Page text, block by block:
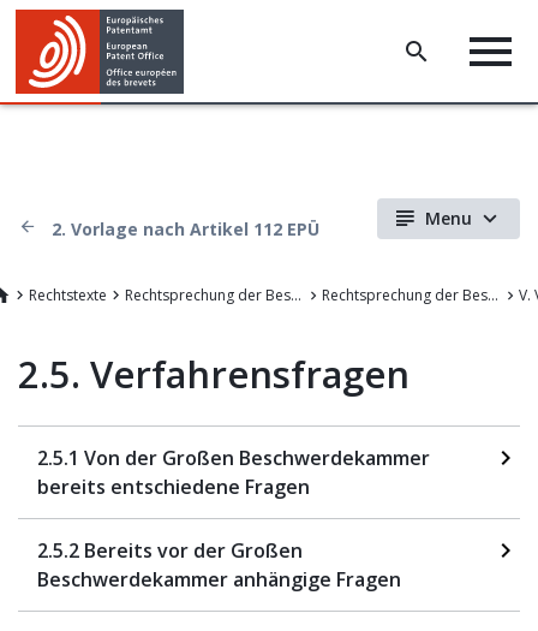
2. Vorlage nach Artikel 112 EPÜ Menu
Rechtstexte Rechtsprechung der Beschwerdekammern des EPA Rechtsprechung der Beschwerdekammern des Europäischen Patentamts
2.5. Verfahrensfragen
2.5.1 Von der Großen Beschwerdekammer
bereits entschiedene Fragen
2.5.2 Bereits vor der Großen
Beschwerdekammer anhängige Fragen